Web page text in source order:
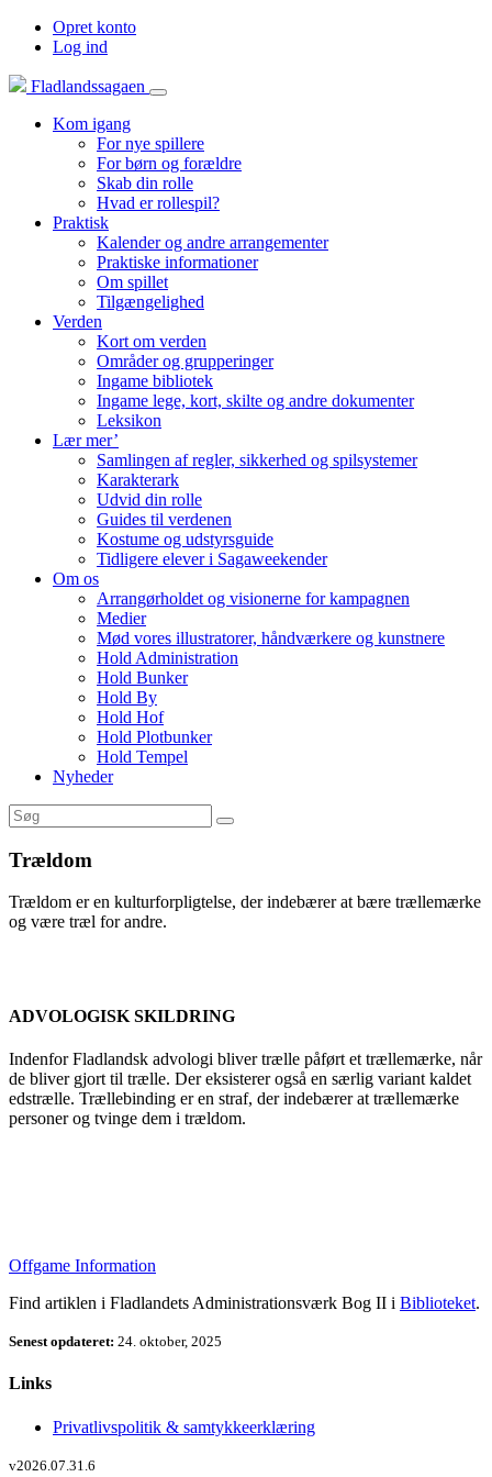
Opret konto
Log ind
Fladlandssagaen
Kom igang
For nye spillere
For børn og forældre
Skab din rolle
Hvad er rollespil?
Praktisk
Kalender og andre arrangementer
Praktiske informationer
Om spillet
Tilgængelighed
Verden
Kort om verden
Områder og grupperinger
Ingame bibliotek
Ingame lege, kort, skilte og andre dokumenter
Leksikon
Lær mer’
Samlingen af regler, sikkerhed og spilsystemer
Karakterark
Udvid din rolle
Guides til verdenen
Kostume og udstyrsguide
Tidligere elever i Sagaweekender
Om os
Arrangørholdet og visionerne for kampagnen
Medier
Mød vores illustratorer, håndværkere og kunstnere
Hold Administration
Hold Bunker
Hold By
Hold Hof
Hold Plotbunker
Hold Tempel
Nyheder
Trældom
Trældom er en kulturforpligtelse, der indebærer at bære trællemærke
og være træl for andre.
ADVOLOGISK SKILDRING
Indenfor Fladlandsk advologi bliver trælle påført et trællemærke, når
de bliver gjort til trælle. Der eksisterer også en særlig variant kaldet
edstrælle. Trællebinding er en straf, der indebærer at trællemærke
personer og tvinge dem i trældom.
Offgame Information
Find artiklen i Fladlandets Administrationsværk Bog II i Biblioteket.
Senest opdateret: 24. oktober, 2025
Links
Privatlivspolitik & samtykkeerklæring
v2026.07.31.6